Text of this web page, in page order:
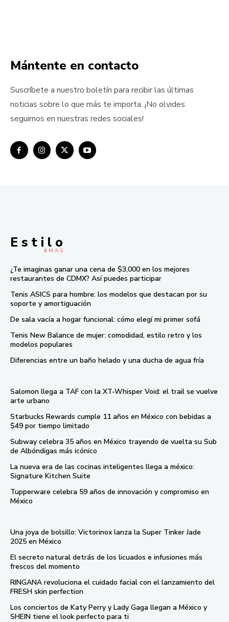
Mántente en contacto
Suscríbete a nuestro boletín para recibir las últimas
noticias sobre lo que más te importa. ¡No olvides
seguirnos en nuestras redes sociales!
E s t i l o
& M À S
¿Te imaginas ganar una cena de $3,000 en los mejores
restaurantes de CDMX? Así puedes participar
Tenis ASICS para hombre: los modelos que destacan por su
soporte y amortiguación
De sala vacía a hogar funcional: cómo elegí mi primer sofá
Tenis New Balance de mujer: comodidad, estilo retro y los
modelos populares
Diferencias entre un baño helado y una ducha de agua fría
Salomon llega a TAF con la XT-Whisper Void: el trail se vuelve
arte urbano
Starbucks Rewards cumple 11 años en México con bebidas a
$49 por tiempo limitado
Subway celebra 35 años en México trayendo de vuelta su Sub
de Albóndigas más icónico
La nueva era de las cocinas inteligentes llega a méxico:
Signature Kitchen Suite
Tupperware celebra 59 años de innovación y compromiso en
México
Una joya de bolsillo: Victorinox lanza la Super Tinker Jade
2025 en México
El secreto natural detrás de los licuados e infusiones más
frescos del momento
RINGANA revoluciona el cuidado facial con el lanzamiento del
FRESH skin perfection
Los conciertos de Katy Perry y Lady Gaga llegan a México y
SHEIN tiene el look perfecto para ti